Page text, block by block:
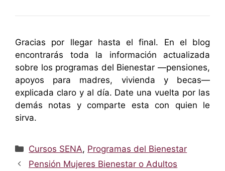
Gracias por llegar hasta el final. En el blog
encontrarás toda la información actualizada
sobre los programas del Bienestar —pensiones,
apoyos para madres, vivienda y becas—
explicada claro y al día. Date una vuelta por las
demás notas y comparte esta con quien le
sirva.
Categorías
Cursos SENA, Programas del Bienestar
Pensión Mujeres Bienestar o Adultos